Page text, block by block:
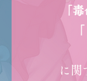
「
に関